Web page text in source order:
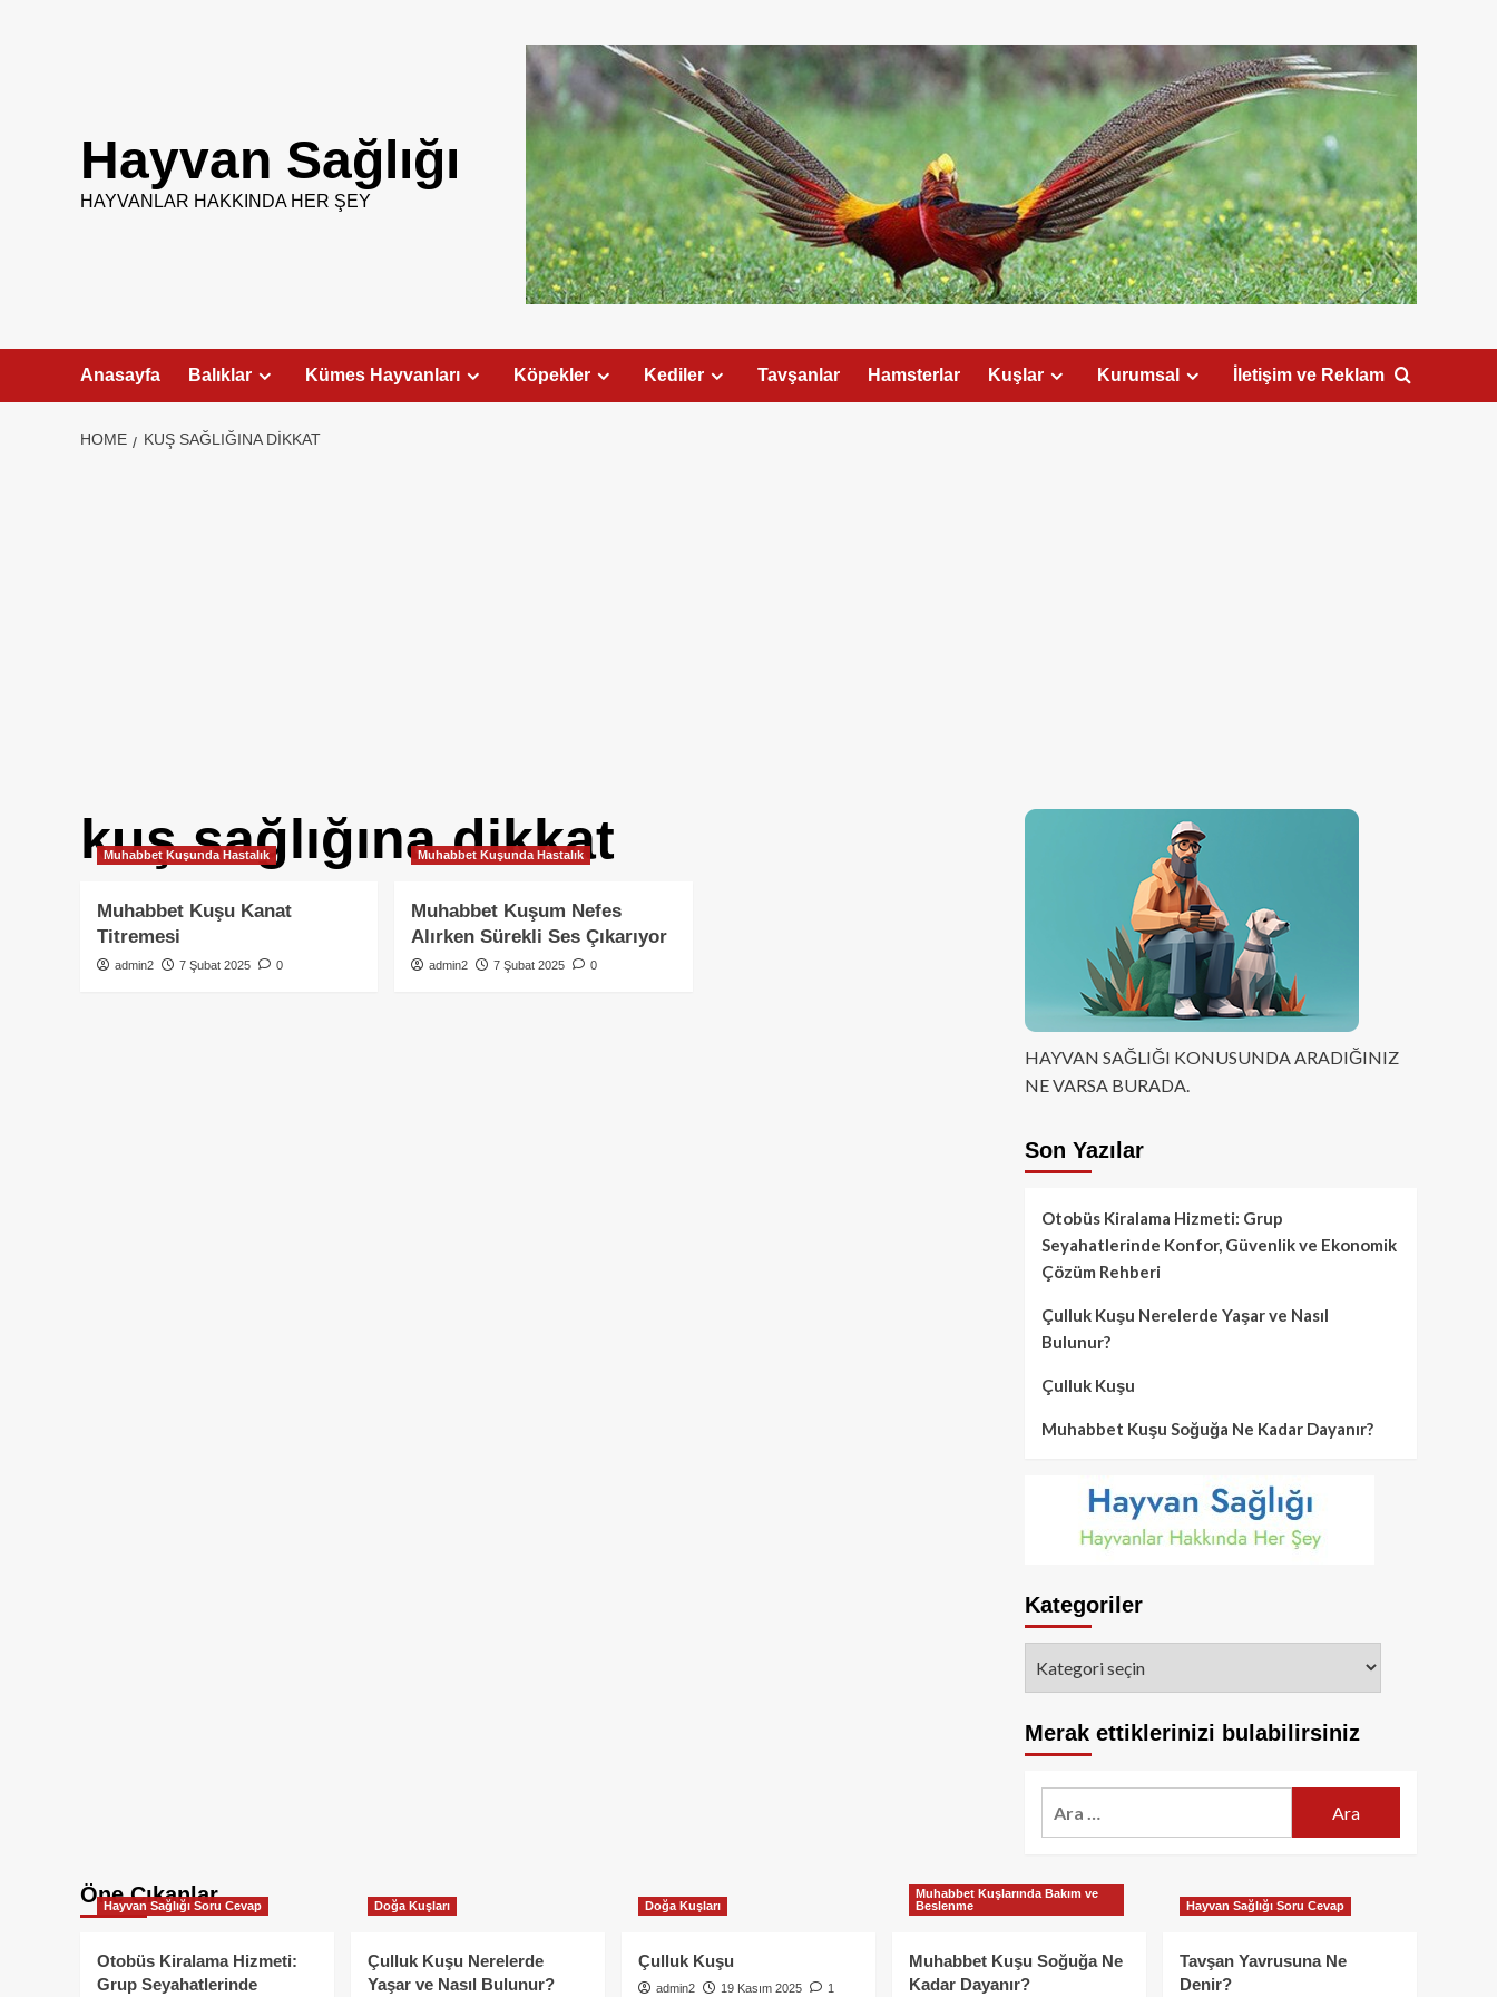
Hayvan Sağlığı
HAYVANLAR HAKKINDA HER ŞEY
Anasayfa Balıklar Kümes Hayvanları Köpekler Kediler Tavşanlar Hamsterlar Kuşlar Kurumsal İletişim ve Reklam
HOME KUŞ SAĞLIĞINA DIKKAT
kuş sağlığına dikkat
Muhabbet Kuşunda Hastalık
Muhabbet Kuşu Kanat
Titremesi
admin2 7 Şubat 2025 0
Muhabbet Kuşunda Hastalık
Muhabbet Kuşum Nefes
Alırken Sürekli Ses Çıkarıyor
admin2 7 Şubat 2025 0
HAYVAN SAĞLIĞI KONUSUNDA ARADIĞINIZ
NE VARSA BURADA.
Son Yazılar
Otobüs Kiralama Hizmeti: Grup
Seyahatlerinde Konfor, Güvenlik ve Ekonomik
Çözüm Rehberi
Çulluk Kuşu Nerelerde Yaşar ve Nasıl
Bulunur?
Çulluk Kuşu
Muhabbet Kuşu Soğuğa Ne Kadar Dayanır?
Kategoriler
Merak ettiklerinizi bulabilirsiniz
Öne Çıkanlar
Hayvan Sağlığı Soru Cevap
Otobüs Kiralama Hizmeti:
Grup Seyahatlerinde
Doğa Kuşları
Çulluk Kuşu Nerelerde
Yaşar ve Nasıl Bulunur?
Doğa Kuşları
Çulluk Kuşu
admin2 19 Kasım 2025 1
Muhabbet Kuşlarında Bakım ve
Beslenme
Muhabbet Kuşu Soğuğa Ne
Kadar Dayanır?
Hayvan Sağlığı Soru Cevap
Tavşan Yavrusuna Ne
Denir?